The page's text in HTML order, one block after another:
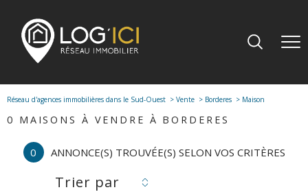
Réseau d'agences immobilières dans le Sud-Ouest Vente Borderes Maison
0 MAISONS À VENDRE À BORDERES
0 ANNONCE(S) TROUVÉE(S) SELON VOS CRITÈRES
Trier par